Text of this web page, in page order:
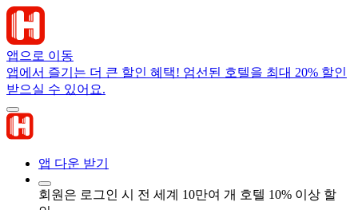
앱으로 이동
앱에서 즐기는 더 큰 할인 혜택! 엄선된 호텔을 최대 20% 할인
받으실 수 있어요.
앱 다운 받기
회원은 로그인 시 전 세계 10만여 개 호텔 10% 이상 할